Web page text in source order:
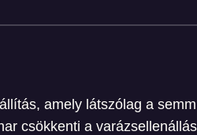
amely látszólag a
csökkenti a